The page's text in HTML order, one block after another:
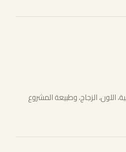
اللون، الزجاج، وطبيعة المشروع